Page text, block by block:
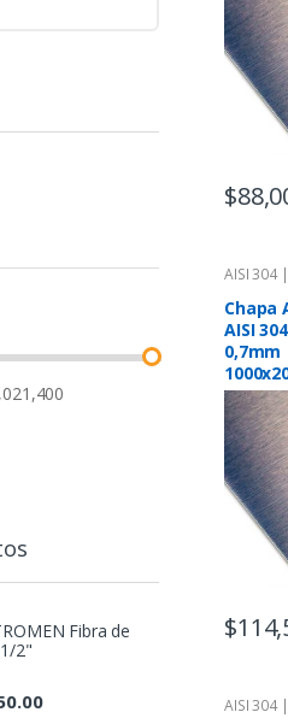
$
AISI 304
Chapa
AISI
0,7mm
$
AISI 304
Fibra de
2"